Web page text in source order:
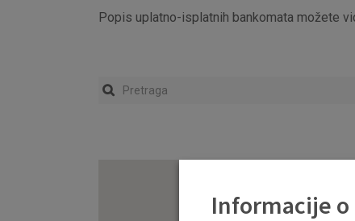
Popis uplatno-isplatnih bankomata možete
Informacije o